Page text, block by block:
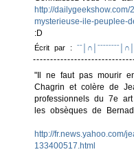
http://
mysterieuse-ile-peuplee-
:D
Écrit par :
"Il ne faut pas mourir
Chagrin et colère de
professionnels du 7e
les obsèques de
http://fr.news.yahoo.com/
133400517.html